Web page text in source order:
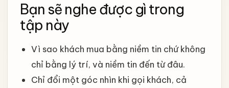
Bạn sẽ nghe được gì trong
tập này
Vì sao khách mua bằng niềm tin chứ không
chỉ bằng lý trí, và niềm tin đến từ đâu.
Chỉ đổi một góc nhìn khi gọi khách, cả